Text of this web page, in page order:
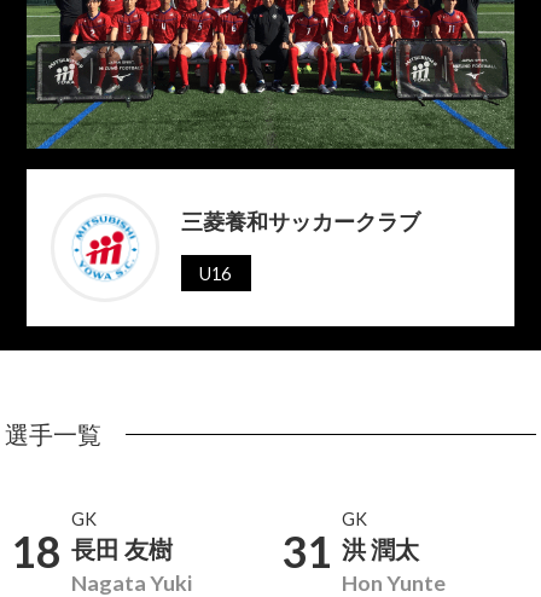
三菱養和サッカークラブ
U16
選手一覧
18
GK
長田 友樹
Nagata Yuki
31
GK
洪 潤太
Hon Yunte